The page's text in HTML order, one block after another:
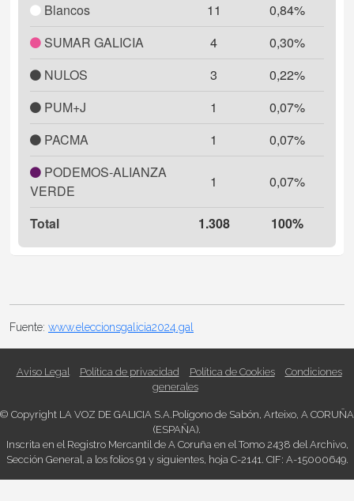
Blancos
11
0,84%
SUMAR GALICIA
4
0,30%
NULOS
3
0,22%
PUM+J
1
0,07%
PACMA
1
0,07%
PODEMOS-ALIANZA
VERDE
1 0,07%
Total 1.308 100%
Fuente: www.eleccionsgalicia2024.gal
Aviso Legal Política de privacidad Política de Cookies
Condiciones
generales
© Copyright LA VOZ DE GALICIA S.A.Polígono de Sabón, Arteixo, A CORUÑA
(ESPAÑA).
Inscrita en el Registro Mercantil de A Coruña en el Tomo 2438 del Archivo,
Sección General, a los folios 91 y siguientes, hoja C-2141. CIF: A-15000649.